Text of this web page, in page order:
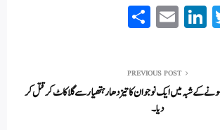
T
wi
r
Li
nk
In
E
m
PREVIOUS POST
کے شبہ میں ایک نوجوان کا تیز دھار ہتھیار سے گلا کاٹ کر قتل کر
دیا۔